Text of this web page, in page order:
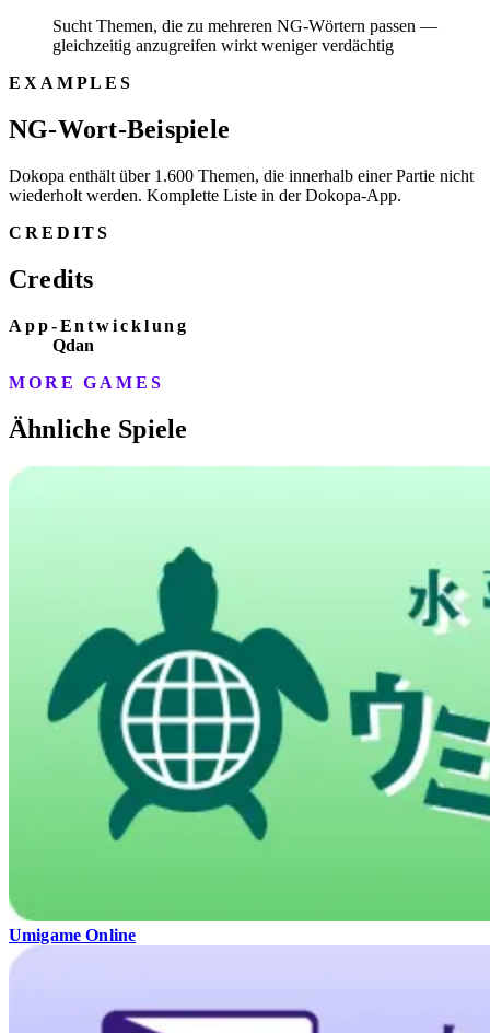
Sucht Themen, die zu mehreren NG-Wörtern passen —
gleichzeitig anzugreifen wirkt weniger verdächtig
EXAMPLES
NG-Wort-Beispiele
Dokopa enthält über 1.600 Themen, die innerhalb einer Partie nicht
wiederholt werden. Komplette Liste in der Dokopa-App.
CREDITS
Credits
App-Entwicklung
Qdan
MORE GAMES
Ähnliche Spiele
Umigame Online